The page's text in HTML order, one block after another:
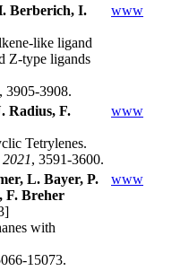
Berberich, I.
like ligand
Z-type ligands
, 3905-3908.
www
Radius, F.
Tetrylenes.
2021, 3591-3600.
www
L. Bayer, P.
F. Breher
with
15073.
www